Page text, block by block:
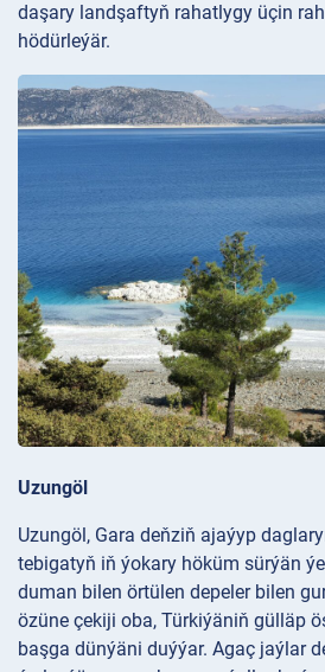
daşary landşaftyň rahatlygy üçin
hödürleýär.
Uzungöl
Uzungöl, Gara deňziň ajaýyp
tebigatyň iň ýokary höküm sürýän
duman bilen örtülen depeler bilen
özüne çekiji oba, Türkiýäniň gülläp
başga dünýäni duýýar. Agaç jaýlar